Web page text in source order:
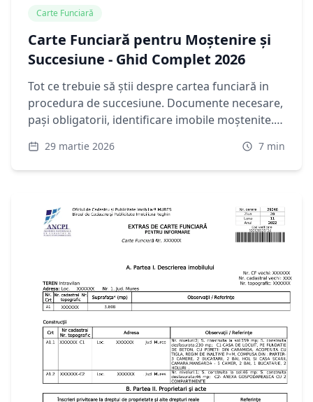
Carte Funciară
Carte Funciară pentru Moștenire și
Succesiune - Ghid Complet 2026
Tot ce trebuie să știi despre cartea funciară in
procedura de succesiune. Documente necesare,
pași obligatorii, identificare imobile moștenite.
29 martie 2026 7 min